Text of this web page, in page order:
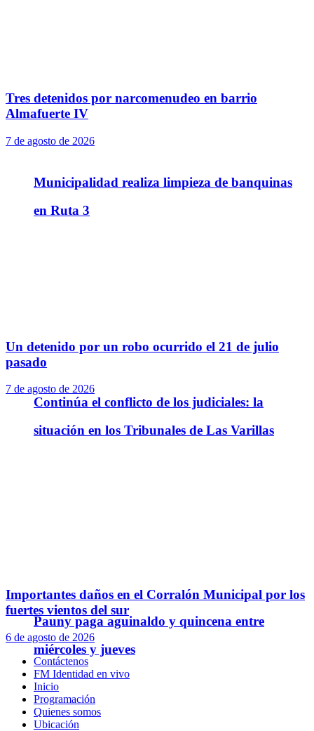
Municipalidad realiza limpieza de banquinas
en Ruta 3
Continúa el conflicto de los judiciales: la
situación en los Tribunales de Las Varillas
Pauny paga aguinaldo y quincena entre
miércoles y jueves
Tres detenidos por narcomenudeo en barrio
Almafuerte IV
7 de agosto de 2026
Un detenido por un robo ocurrido el 21 de julio
pasado
7 de agosto de 2026
Importantes daños en el Corralón Municipal por los
fuertes vientos del sur
6 de agosto de 2026
Contáctenos
FM Identidad en vivo
Inicio
Programación
Quienes somos
Ubicación